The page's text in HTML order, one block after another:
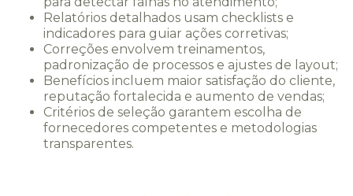
Relatórios detalhados usam checklists e
indicadores para guiar ações corretivas;
Correções envolvem treinamentos,
padronização de processos e ajustes de layout;
Benefícios incluem maior satisfação do cliente,
reputação fortalecida e aumento de vendas;
Critérios de seleção garantem escolha de
fornecedores competentes e metodologias
transparentes.